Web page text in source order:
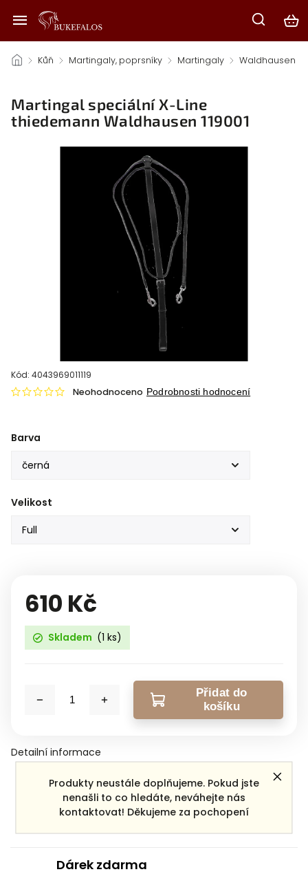
Produkty neustále doplňujeme. Pokud jste
nenašli to co hledáte, neváhejte nás
kontaktovat! Děkujeme za pochopení
/ Kůň / Martingaly, poprsníky / Martingaly / Waldhausen
Martingal speciální X-Line
thiedemann Waldhausen 119001
Kód: 4043969011119
Neohodnoceno Podrobnosti hodnocení
Barva
Velikost
610 Kč
Skladem (1 ks)
Přidat do
košíku
Detailní informace
Zeptat se Sdílet
Dárek zdarma